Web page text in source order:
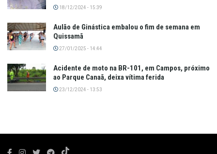
18/12/2024 - 15:39
Aulão de Ginástica embalou o fim de semana em
Quissamã
27/01/2025 - 14:44
Acidente de moto na BR-101, em Campos, próximo
ao Parque Canaã, deixa vítima ferida
23/12/2024 - 13:53